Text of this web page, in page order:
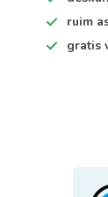
ruim
gratis